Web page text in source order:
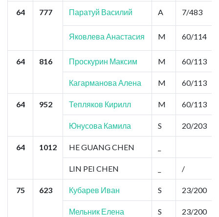
64 777 Паратуй Василий A 7/483
Яковлева Анастасия M 60/114
64 816 Проскурин Максим M 60/113
Кагарманова Алена M 60/113
64 952 Тепляков Кирилл M 60/113
Юнусова Камила S 20/203
64 1012 HE GUANG CHEN
LIN PEI CHEN /
75 623 Кубарев Иван S 23/200
Мельник Елена S 23/200